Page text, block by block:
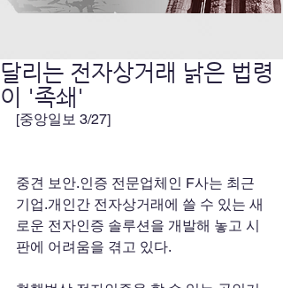
달리는 전자상거래 낡은 법령
이 '족쇄'
[중앙일보 3/27]
중견 보안.인증 전문업체인 F사는 최근
기업.개인간 전자상거래에 쓸 수 있는 새
로운 전자인증 솔루션을 개발해 놓고 시
판에 어려움을 겪고 있다.